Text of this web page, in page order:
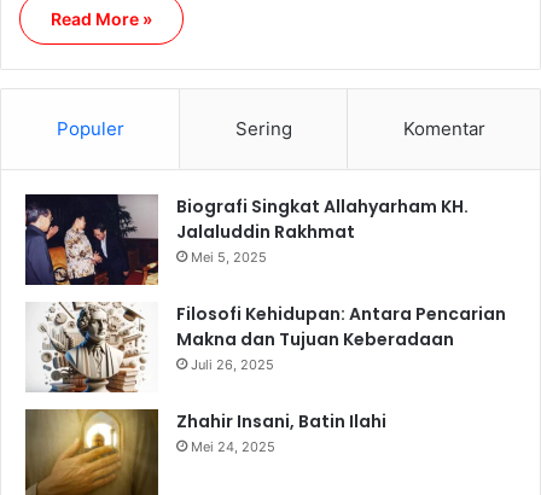
Read More »
Populer Sering Komentar
Biografi Singkat Allahyarham KH.
Jalaluddin Rakhmat
Mei 5, 2025
Filosofi Kehidupan: Antara Pencarian
Makna dan Tujuan Keberadaan
Juli 26, 2025
Zhahir Insani, Batin Ilahi
Mei 24, 2025